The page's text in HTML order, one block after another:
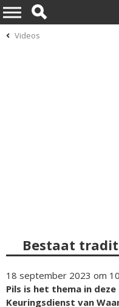
Videos
Bestaat
18 september 2023 om
Pils is het thema in
Keuringsdienst van